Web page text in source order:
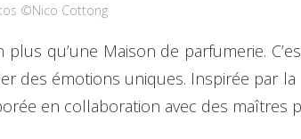
©Nico Cottong
qu’une Maison de parfumerie.
des émotions uniques. Inspirée par
en collaboration avec des maîtres